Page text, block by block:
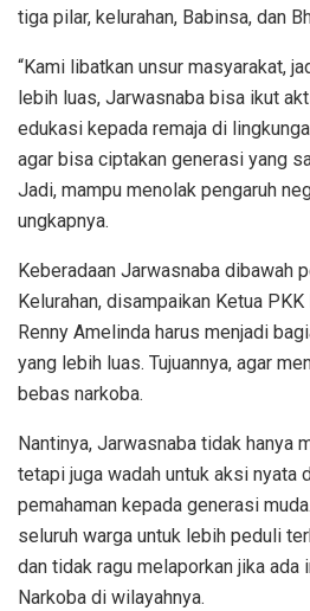
tiga pilar, kelurahan, Babinsa, dan
“Kami libatkan unsur masyarakat,
lebih luas, Jarwasnaba bisa ikut
edukasi kepada remaja di
agar bisa ciptakan generasi yang
Jadi, mampu menolak pengaruh
ungkapnya.
Keberadaan Jarwasnaba dibawah
Kelurahan, disampaikan Ketua
Renny Amelinda harus menjadi
yang lebih luas. Tujuannya, agar
bebas narkoba.
Nantinya, Jarwasnaba tidak hanya
tetapi juga wadah untuk aksi nyata
pemahaman kepada generasi
seluruh warga untuk lebih peduli
dan tidak ragu melaporkan jika ada
Narkoba di wilayahnya.